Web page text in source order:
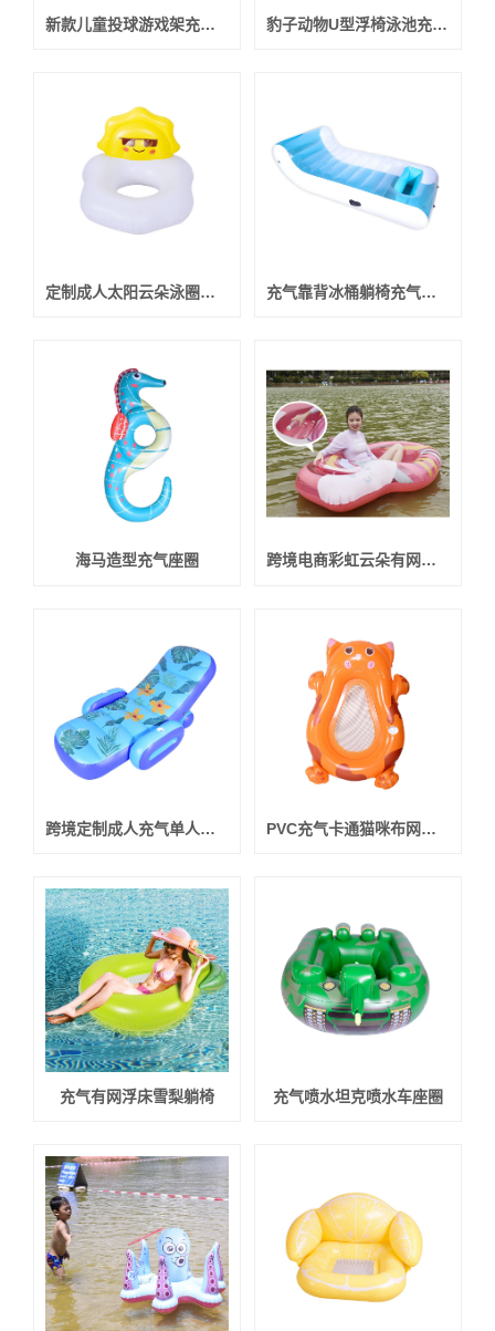
新款儿童投球游戏架充气玩具 豹子动物U型浮椅泳池充气玩具
定制成人太阳云朵泳圈充气沙发充气玩具 充气靠背冰桶躺椅充气沙发
海马造型充气座圈 跨境电商彩虹云朵有网浮圈
跨境定制成人充气单人躺椅 PVC充气卡通猫咪布网躺椅
充气有网浮床雪梨躺椅 充气喷水坦克喷水车座圈